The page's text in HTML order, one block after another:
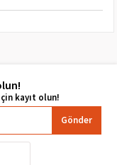
Gönder